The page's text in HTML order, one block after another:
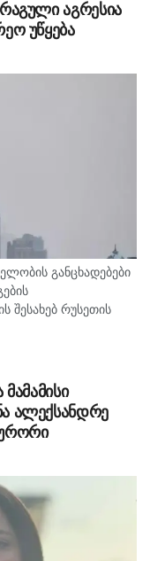
აგრესია
უწყება
განცხადებები
შესახებ რუსეთის
ნათქვამი,
დაკავშირებით
ალექსანდრე